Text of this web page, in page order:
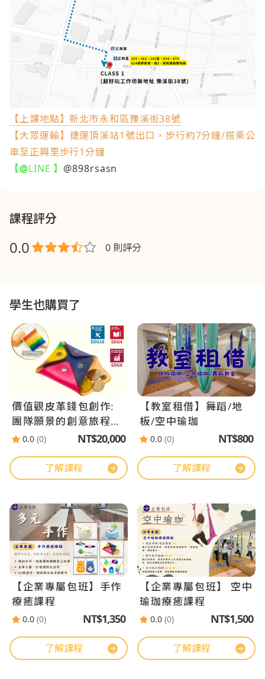
【上課地點】新北市永和區豫溪街38號
【大眾運輸】捷運頂溪站1號出口，步行約7分鐘/搭乘公
車至正興里步行1分鐘
【@LINE 】 @898rsasn
課程評分
0.0 0 則評分
學生也購買了
價值觀皮革錢包創作:
團隊願景的創意旅程
(請加入官方LINE)
0.0 (0) NT$20,000
了解課程
【教室租借】舞蹈/地
板/空中瑜珈
0.0 (0) NT$800
了解課程
【企業專屬包班】手作
療癒課程
0.0 (0) NT$1,350
了解課程
【企業專屬包班】 空中
瑜珈療癒課程
0.0 (0) NT$1,500
了解課程